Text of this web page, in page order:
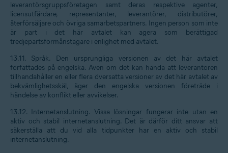
leverantörsgruppsföretagen samt deras respektive agenter,
licensutfärdare, representanter, leverantörer, distributörer,
återförsäljare och övriga samarbetspartners. Ingen person som inte
är part i det här avtalet kan agera som berättigad
tredjepartsförmånstagare i enlighet med avtalet.
13.11. Språk. Den ursprungliga versionen av det här avtalet
författades på engelska. Även om det kan hända att leverantören
tillhandahåller en eller flera översatta versioner av det här avtalet av
bekvämlighetsskäl, äger den engelska versionen företräde i
händelse av konflikt eller avvikelser.
13.12. Internetanslutning. Vissa lösningar fungerar inte utan en
aktiv och stabil internetanslutning. Det är därför ditt ansvar att
säkerställa att du vid alla tidpunkter har en aktiv och stabil
internetanslutning.